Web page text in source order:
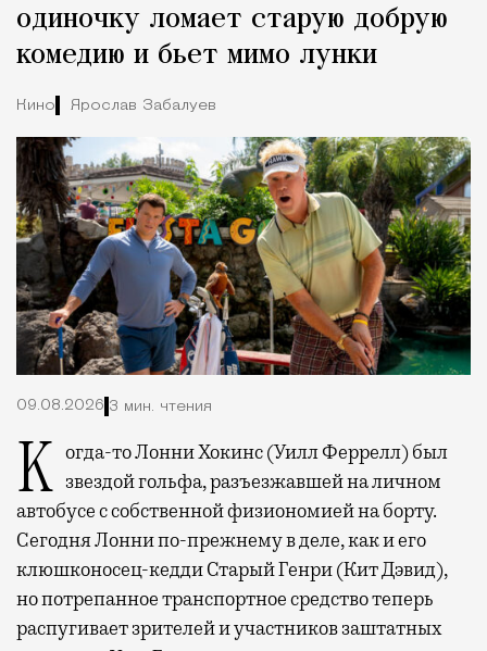
одиночку ломает старую добрую
комедию и бьет мимо лунки
Кино Ярослав Забалуев
09.08.2026 3 мин. чтения
Когда-то Лонни Хокинс (Уилл Феррелл) был звездой гольфа, разъезжавшей на личном
автобусе с собственной физиономией на борту.
Сегодня Лонни по-прежнему в деле, как и его
клюшконосец-кедди Старый Генри (Кит Дэвид),
но потрепанное транспортное средство теперь
распугивает зрителей и участников заштатных